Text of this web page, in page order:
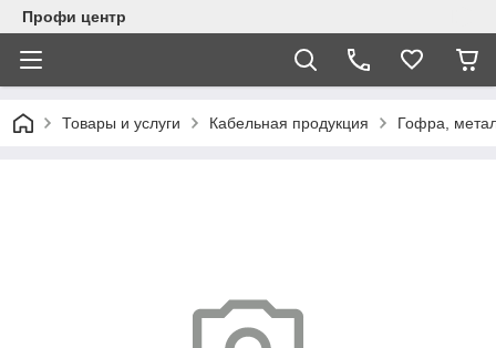
Профи центр
Товары и услуги Кабельная продукция Гофра,